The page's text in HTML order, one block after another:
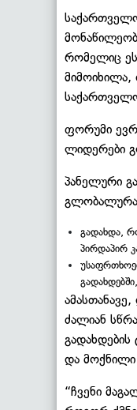
რომელიც
მიმოიხილა,
ფორუმი
ლიდერები
პანელური
გადახდა,
პირდაპირ
ძალიან
და მოქნილი
“ჩვენი